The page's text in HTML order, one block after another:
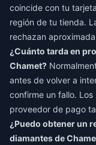
coincide con tu
región de tu tienda.
rechazan
¿Cuánto tarda en
Chamet?
antes de volver a
confirme un fallo.
proveedor de pago
¿Puedo obtener un
diamantes de